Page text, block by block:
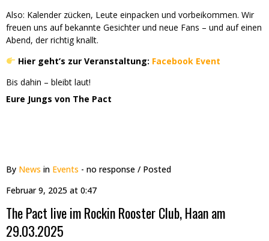
Also: Kalender zücken, Leute einpacken und vorbeikommen. Wir
freuen uns auf bekannte Gesichter und neue Fans – und auf einen
Abend, der richtig knallt.
Hier geht’s zur Veranstaltung: Facebook Event
Bis dahin – bleibt laut!
Eure Jungs von The Pact
By News in Events - no response / Posted
Februar 9, 2025 at 0:47
The Pact live im Rockin Rooster Club, Haan am
29.03.2025